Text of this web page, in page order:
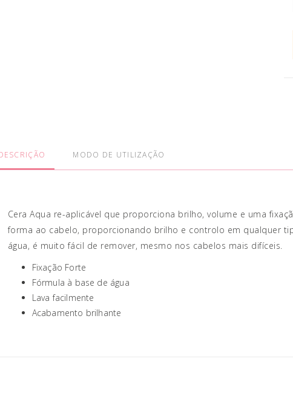
MODO DE UTILIZAÇÃO
Cera Aqua re-aplicável que proporciona brilho, volume e uma
forma ao cabelo, proporcionando brilho e controlo em qualquer
água, é muito fácil de remover, mesmo nos cabelos mais difíceis.
Fixação Forte
Fórmula à base de água
Lava facilmente
Acabamento brilhante